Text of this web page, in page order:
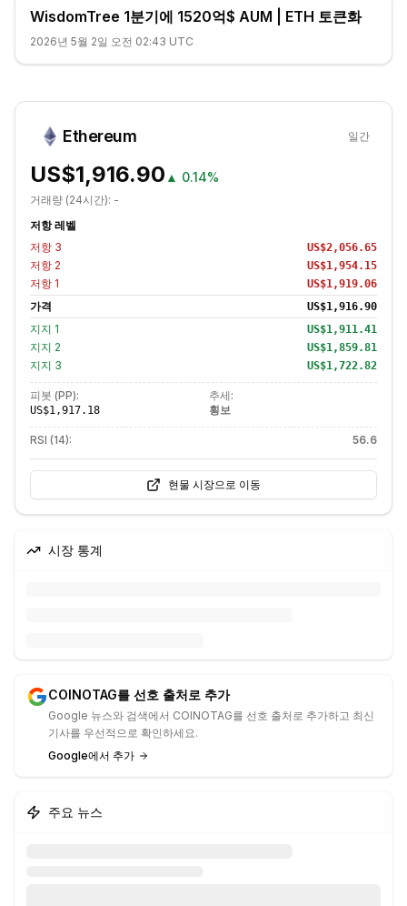
WisdomTree 1분기에 1520억$ AUM | ETH 토큰화
2026년 5월 2일 오전 02:43 UTC
Ethereum 일간
US$1,916.90 ▲ 0.14%
거래량 (24시간): -
저항 레벨
저항 3 US$2,056.65
저항 2 US$1,954.15
저항 1 US$1,919.06
가격 US$1,916.90
지지 1 US$1,911.41
지지 2 US$1,859.81
지지 3 US$1,722.82
피봇 (PP):
US$1,917.18
추세:
횡보
RSI (14): 56.6
현물 시장으로 이동
시장 통계
COINOTAG를 선호 출처로 추가
Google 뉴스와 검색에서 COINOTAG를 선호 출처로 추가하고 최신
기사를 우선적으로 확인하세요.
Google에서 추가
주요 뉴스